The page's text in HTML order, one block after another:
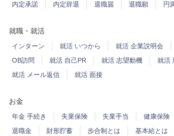
内定承諾 内定辞退 退職届 退職願 円
就職・就活
インターン 就活 いつから 就活 企業説明会
OB訪問
就活 自己PR 就活 志望動機 就活
就活 メール返信
就活 面接
お金
年金 手続き 失業保険 失業手当 健康保険
退職金
財形貯蓄 歩合制とは 基本給とは